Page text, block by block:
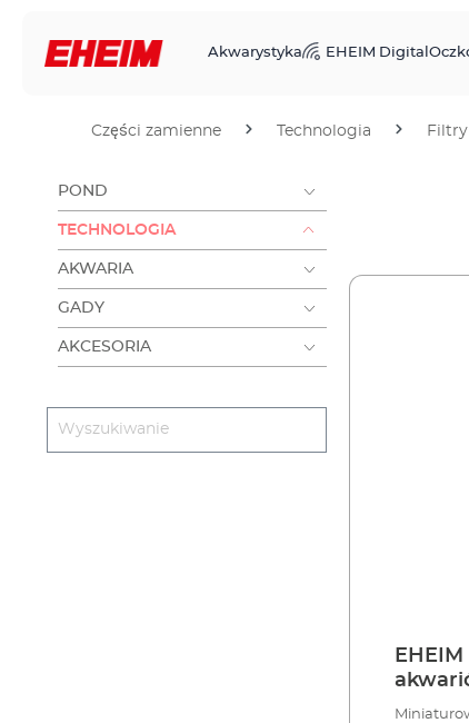
Akwarystyka EHEIM Digital
Części zamienne Technologia
POND
TECHNOLOGIA
AKWARIA
GADY
AKCESORIA